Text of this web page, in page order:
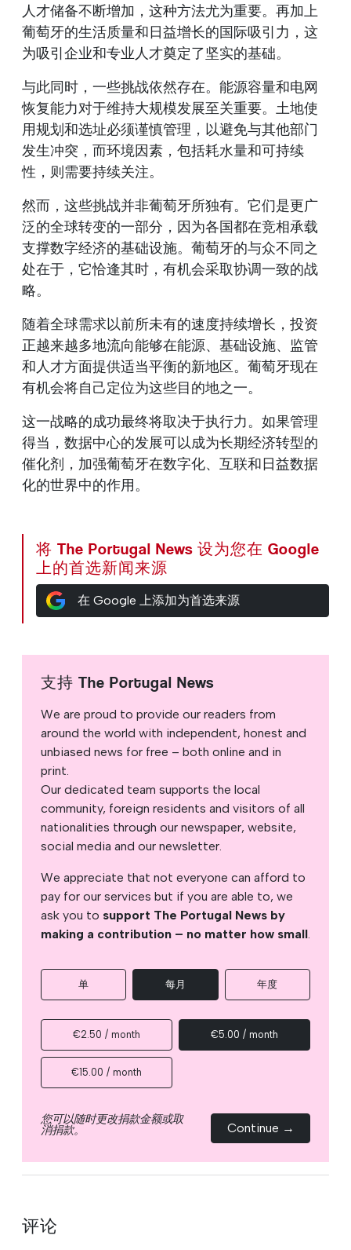
人才储备不断增加，这种方法尤为重要。再加上
葡萄牙的生活质量和日益增长的国际吸引力，这
为吸引企业和专业人才奠定了坚实的基础。
与此同时，一些挑战依然存在。能源容量和电网
恢复能力对于维持大规模发展至关重要。土地使
用规划和选址必须谨慎管理，以避免与其他部门
发生冲突，而环境因素，包括耗水量和可持续
性，则需要持续关注。
然而，这些挑战并非葡萄牙所独有。它们是更广
泛的全球转变的一部分，因为各国都在竞相承载
支撑数字经济的基础设施。葡萄牙的与众不同之
处在于，它恰逢其时，有机会采取协调一致的战
略。
随着全球需求以前所未有的速度持续增长，投资
正越来越多地流向能够在能源、基础设施、监管
和人才方面提供适当平衡的新地区。葡萄牙现在
有机会将自己定位为这些目的地之一。
这一战略的成功最终将取决于执行力。如果管理
得当，数据中心的发展可以成为长期经济转型的
催化剂，加强葡萄牙在数字化、互联和日益数据
化的世界中的作用。
将 The Portugal News 设为您在 Google
上的首选新闻来源
在 Google 上添加为首选来源
支持 The Portugal News
We are proud to provide our readers from
around the world with independent, honest and
unbiased news for free – both online and in
print.
Our dedicated team supports the local
community, foreign residents and visitors of all
nationalities through our newspaper, website,
social media and our newsletter.
We appreciate that not everyone can afford to
pay for our services but if you are able to, we
ask you to support The Portugal News by
making a contribution – no matter how small.
单 每月 年度
€2.50 / month €5.00 / month
€15.00 / month
您可以随时更改捐款金额或取
消捐款。 Continue →
评论